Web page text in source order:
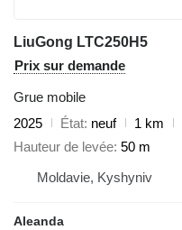
LiuGong LTC250H5
Prix sur demande
Grue mobile
2025
État neuf 1 km
Hauteur de levée 50 m
Moldavie, Kyshyniv
Aleanda